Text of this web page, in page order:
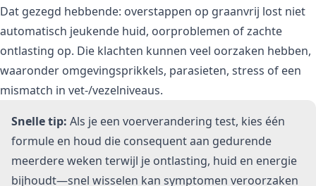
Dat gezegd hebbende: overstappen op graanvrij lost niet
automatisch jeukende huid, oorproblemen of zachte
ontlasting op. Die klachten kunnen veel oorzaken hebben,
waaronder omgevingsprikkels, parasieten, stress of een
mismatch in vet-/vezelniveaus.
Snelle tip: Als je een voerverandering test, kies één
formule en houd die consequent aan gedurende
meerdere weken terwijl je ontlasting, huid en energie
bijhoudt—snel wisselen kan symptomen veroorzaken